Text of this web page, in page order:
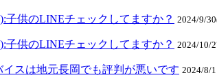
子供のLINEチェックしてますか？ 2024/9/
子供のLINEチェックしてますか？ 2024/10/
イスは地元長岡でも評判が悪いです 2024/8/